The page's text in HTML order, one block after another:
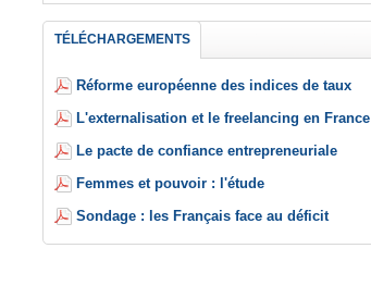
TÉLÉCHARGEMENTS
Réforme européenne des indices de taux
L'externalisation et le freelancing en France
Le pacte de confiance entrepreneuriale
Femmes et pouvoir : l'étude
Sondage : les Français face au déficit